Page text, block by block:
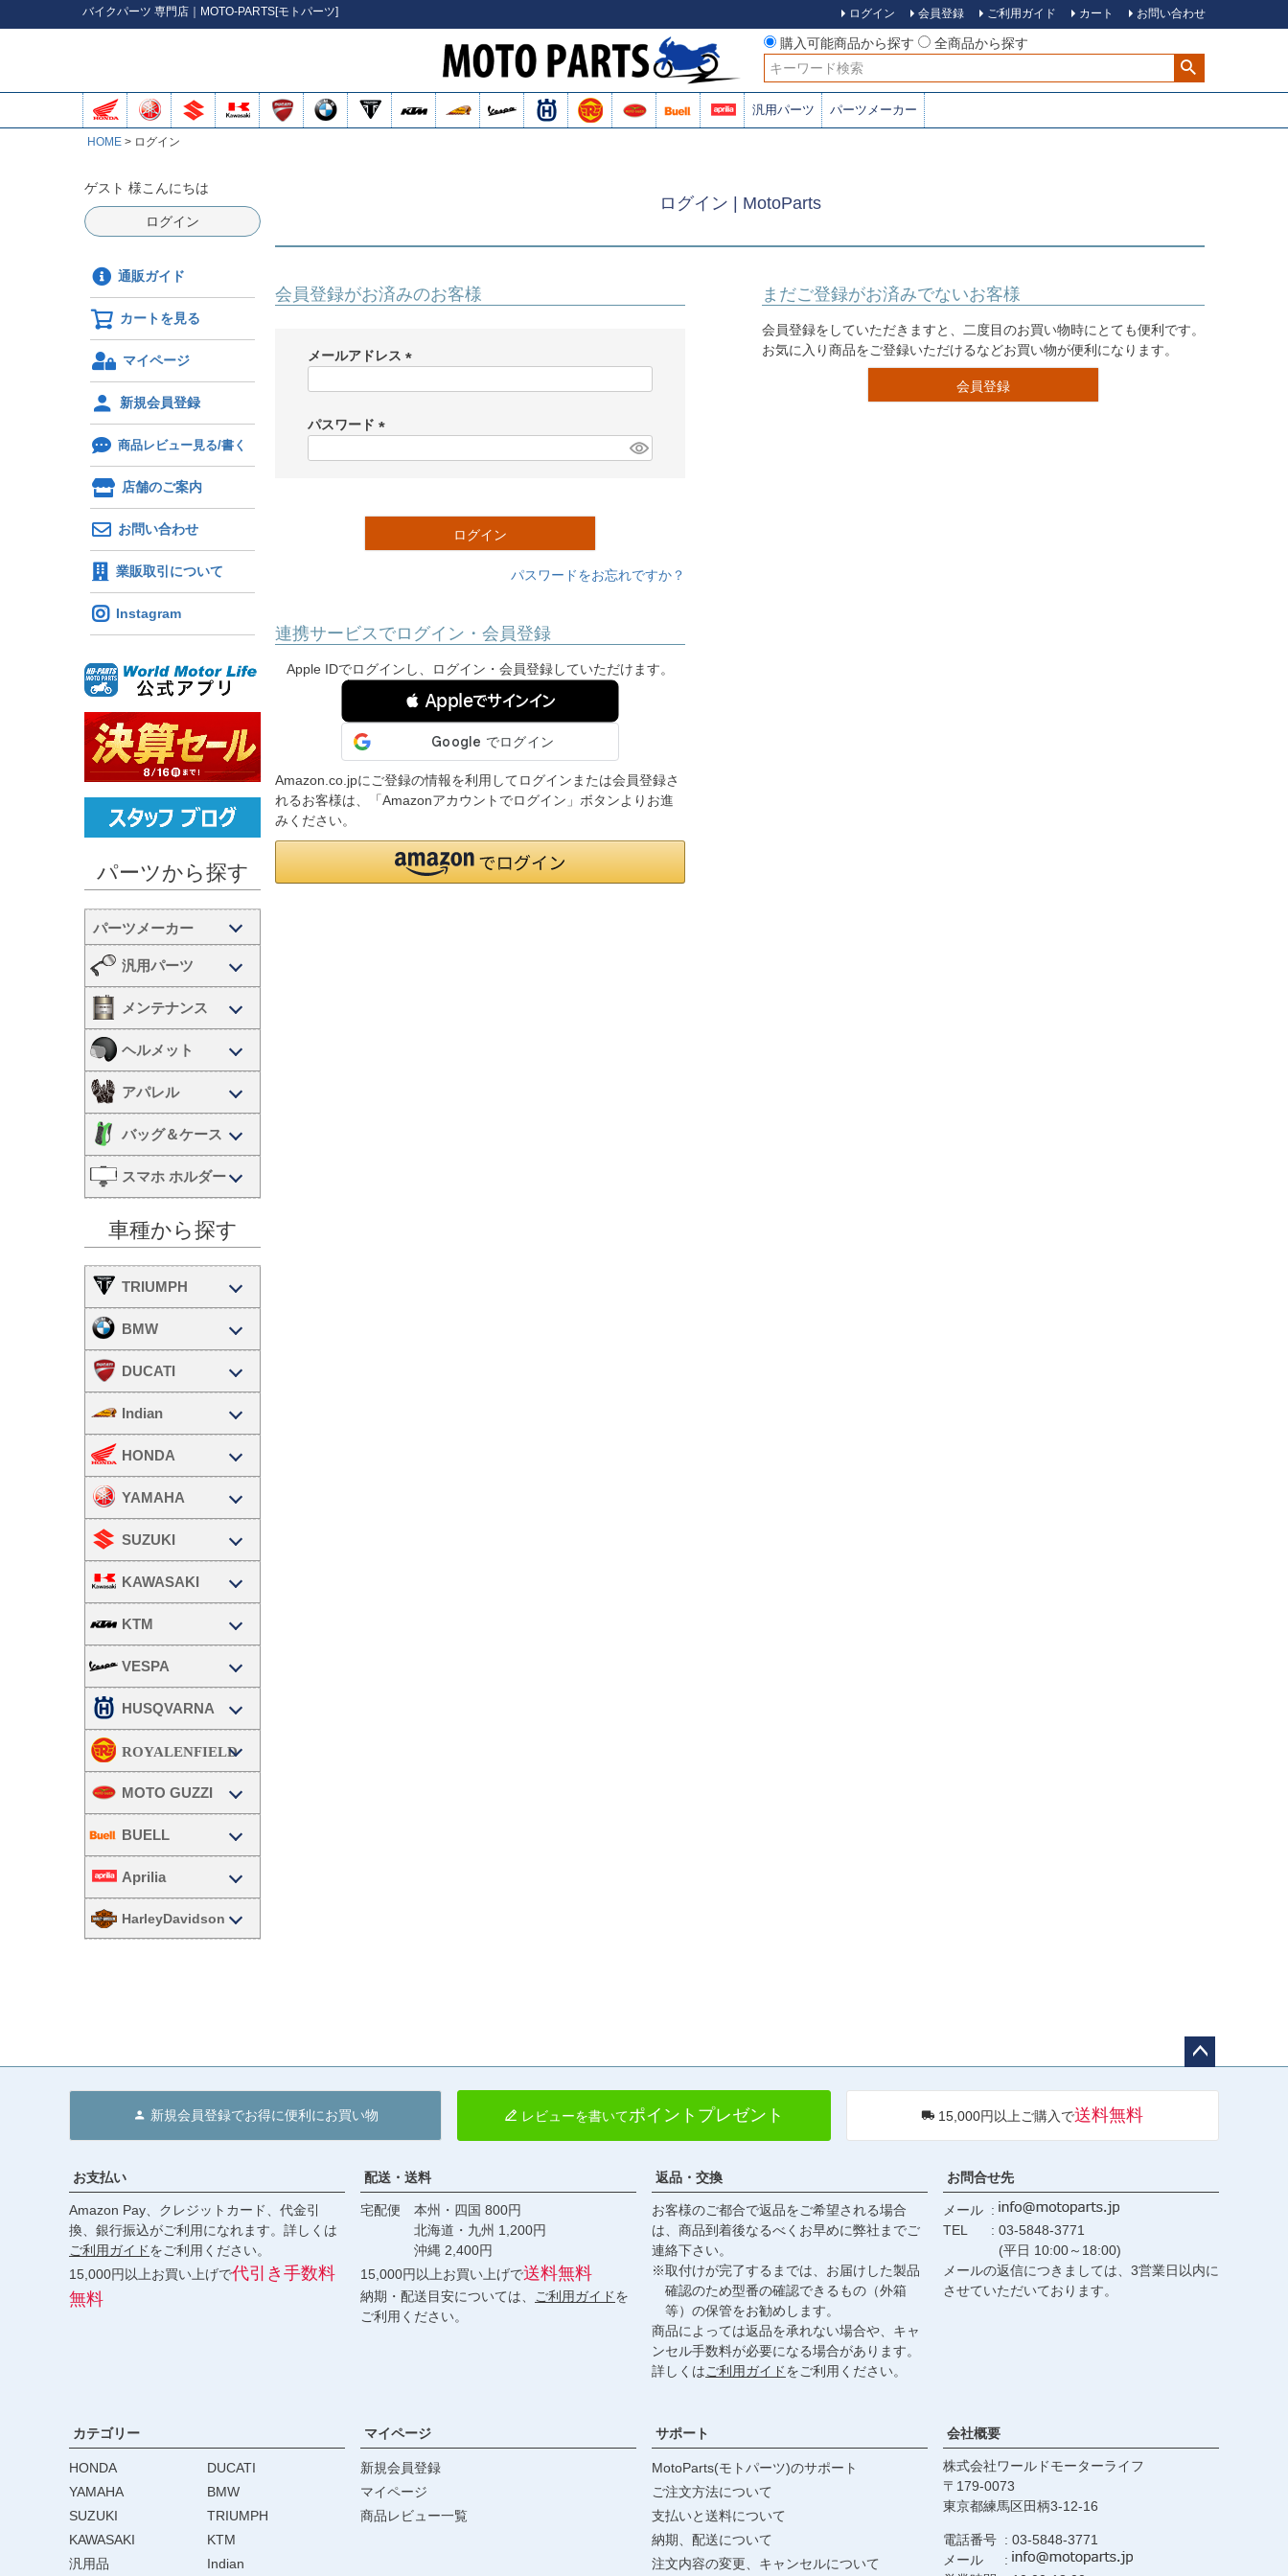
バイクパーツ 専門店｜MOTO-PARTS[モトパーツ] ログイン 会員登録 ご利用ガイド カート お問い合わせ
購入可能商品から探す
全商品から探す
検索
汎用パーツ パーツメーカー
HOME ログイン
ゲスト 様こんにちは
ログイン
通販ガイド
カートを見る
マイページ
新規会員登録
商品レビュー見る/書く
店舗のご案内
お問い合わせ
業販取引について
Instagram
パーツから探す
汎用パーツ
メンテナンス
ヘルメット
アパレル
バッグ＆ケース
スマホ ホルダー
車種から探す
TRIUMPH
BMW
DUCATI
Indian
HONDA
YAMAHA
SUZUKI
KAWASAKI
KTM
VESPA
HUSQVARNA
MOTO GUZZI
BUELL
Aprilia
HarleyDavidson
ログイン | MotoParts
会員登録がお済みのお客様
メールアドレス
)
パスワード
ログイン
パスワードをお忘れですか？
連携サービスでログイン・会員登録
Apple IDでログインし、ログイン・会員登録していただけます。
 Appleでサインイン
Amazon.co.jpにご登録の情報を利用してログインまたは会員登録さ
れるお客様は、「Amazonアカウントでログイン」ボタンよりお進
みください。
まだご登録がお済みでないお客様
会員登録をしていただきますと、二度目のお買い物時にとても便利です。
お気に入り商品をご登録いただけるなどお買い物が便利になります。
会員登録
へ
新規会員登録でお得に便利にお買い物 レビューを書いてポイントプレゼント 15,000円以上ご購入で送料無料
お支払い
Amazon Pay、クレジットカード、代金引
換、銀行振込がご利用になれます。詳しくは
ご利用ガイドをご利用ください。
15,000円以上お買い上げで代引き手数料
無料
配送・送料
宅配便 本州・四国 800円
北海道・九州 1,200円
沖縄 2,400円
15,000円以上お買い上げで送料無料
納期・配送目安については、 ご利用ガイドを
ご利用ください。
返品・交換
お客様のご都合で返品をご希望される場合
は、商品到着後なるべくお早めに弊社までご
連絡下さい。
※取付けが完了するまでは、お届けした製品
確認のため型番の確認できるもの（外箱
等）の保管をお勧めします。
商品によっては返品を承れない場合や、キャ
ンセル手数料が必要になる場合があります。
詳しくはご利用ガイドをご利用ください。
お問合せ先
メール
TEL
03-5848-3771
(平日 10:00～18:00)
メールの返信につきましては、3営業日以内に
させていただいております。
カテゴリー
HONDA
YAMAHA
SUZUKI
KAWASAKI
汎用品
DUCATI
BMW
TRIUMPH
KTM
Indian
マイページ
新規会員登録
マイページ
商品レビュー一覧
サポート
MotoParts(モトパーツ)のサポート
ご注文方法について
支払いと送料について
納期、配送について
注文内容の変更、キャンセルについて
会社概要
株式会社ワールドモーターライフ
179-0073
東京都練馬区田柄3-12-16
電話番号
03-5848-3771
メール